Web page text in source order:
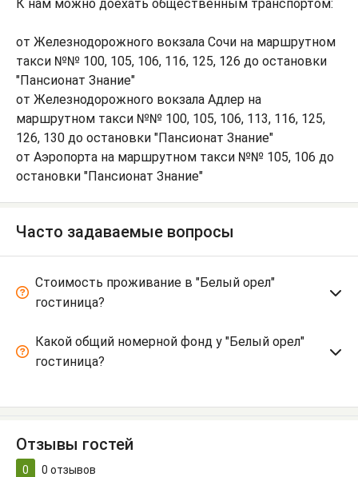
К нам можно доехать общественным транспортом:
от Железнодорожного вокзала Сочи на маршрутном
такси №№ 100, 105, 106, 116, 125, 126 до остановки
"Пансионат Знание"
от Железнодорожного вокзала Адлер на
маршрутном такси №№ 100, 105, 106, 113, 116, 125,
126, 130 до остановки "Пансионат Знание"
от Аэропорта на маршрутном такси №№ 105, 106 до
остановки "Пансионат Знание"
Часто задаваемые вопросы
Стоимость проживание в "Белый орел"
гостиница?
Какой общий номерной фонд у "Белый орел"
гостиница?
Отзывы гостей
0 0 отзывов